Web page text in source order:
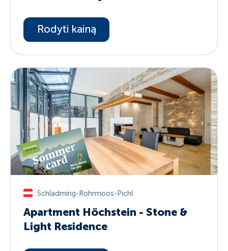
Rodyti kainą
Schladming-Rohrmoos-Pichl
Apartment Höchstein - Stone &
Light Residence